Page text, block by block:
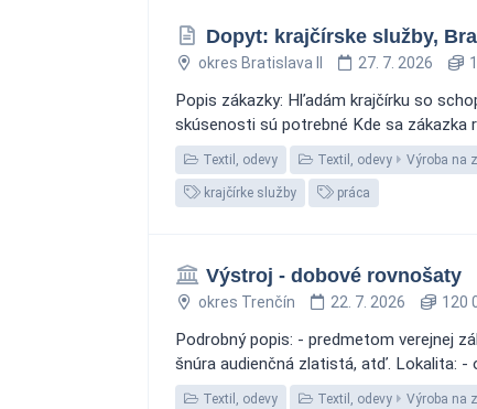
Dopyt: krajčírske služby,
okres Bratislava II 27. 7. 2026
Popis zákazky: Hľadám krajčírku so
skúsenosti sú potrebné Kde sa zákazka
Textil, odevy Textil, odevy Výroba na
krajčírke služby práca
Výstroj - dobové rovnošaty
okres Trenčín 22. 7. 2026 120
Podrobný popis: - predmetom verejnej
šnúra audienčná zlatistá, atď. Lokalita: -
Textil, odevy Textil, odevy Výroba na